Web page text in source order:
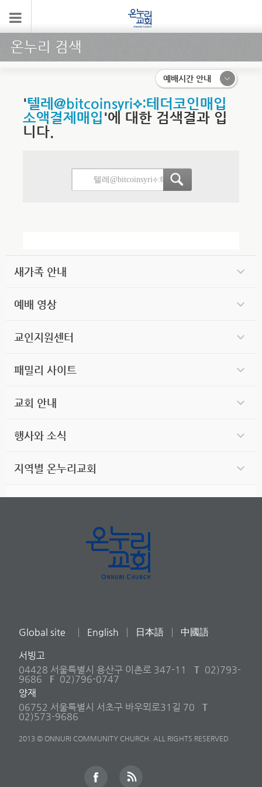
온누리 검색
예배시간 안내
'텔레@bitcoinsyri⟡:테더코인매입
소액결제매입'에 대한 검색결과 입
니다.
새가족 안내
예배 영상
교인지원센터
패밀리 사이트
교회 안내
행사와 소식
지역별 온누리교회
Global site English 日本語 中國語
서빙고
04428 서울특별시 용산구 이촌로 347-11
T 02)793-
9686
F 02)796-0747
양재
06752 서울특별시 서초구 바우뫼로31길 70
T
02)573-9686
2013 © ONNURI COMMUNITY CHURCH. ALL RIGHTS RESERVED